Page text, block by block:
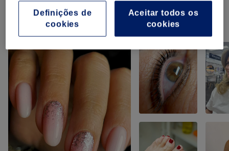
O nosso Trabalho
Clica na imagem para ver mais detalhes
Aceitar todos os
cookies
Definições de
cookies